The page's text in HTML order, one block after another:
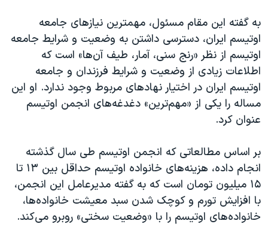
به گفته این مقام مسئول، مهمترین نیاز‌های جامعه
اوتیسم ایران، دسترسی داشتن به وضعیت و شرایط جامعه
اوتیسم از نظر «رنج سنی، آمار، طیف آن‌ها» است که
اطلاعات زیادی از وضعیت و شرایط فرزندان و جامعه
اوتیسم ایران در اختیار نهاد‌های مربوط وجود ندارد. او این
مساله را یکی از «مهم‌ترین» دغدغه‌های انجمن اوتیسم
عنوان کرد.
بر اساس مطالعاتی که انجمن اوتیسم طی سال گذشته
انجام داده، هزینه‌های خانواده اوتیسم حداقل بین ۱۳ تا
۱۵ میلیون تومان است که به گفته مدیرعامل این انجمن،
با افزایش تورم و کوچک شدن سبد معیشت خانواده‌ها،
خانواده‌های اوتیسم را با «وضعیت سختی» روبرو می‌کند.